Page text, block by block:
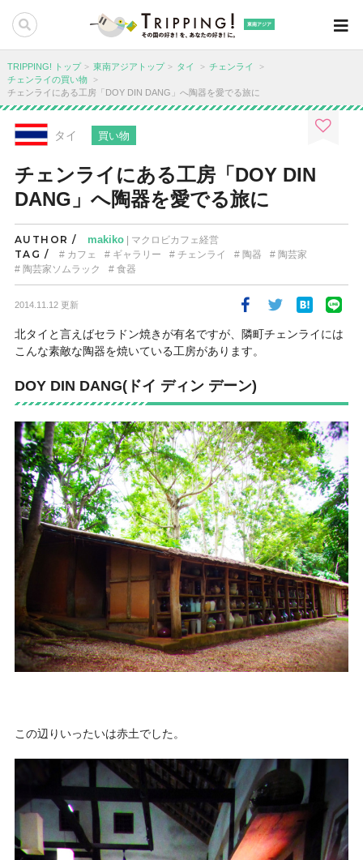
東南アジア
TRIPPING! トップ 東南アジアトップ タイ
チェンライ
チェンライの買い物
チェンライにある工房「DOY DIN DANG」へ陶器を愛でる旅に
タイ 買い物
チェンライにある工房「DOY DIN
DANG」へ陶器を愛でる旅に
AUTHOR / makiko| マクロビカフェ経営
TAG / カフェ ギャラリー チェンライ 陶器
陶芸家
陶芸家ソムラック
食器
2014.11.12 更新
北タイと言えばセラドン焼きが有名ですが、隣町チェンライには
こんな素敵な陶器を焼いている工房があります。
DOY DIN DANG(ドイ ディン デーン)
この辺りいったいは赤土でした。